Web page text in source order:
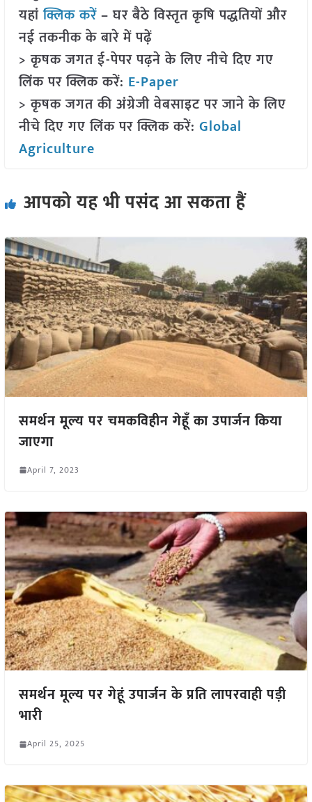
यहांक्लिक करें– घर बैठे विस्तृत कृषि पद्धतियों और
नई तकनीक के बारे में पढ़ें
> कृषक जगत ई-पेपर पढ़ने के लिए नीचे दिए गए
लिंक पर क्लिक करें: E-Paper
> कृषक जगत की अंग्रेजी वेबसाइट पर जाने के लिए
नीचे दिए गए लिंक पर क्लिक करें: Global
Agriculture
आपको यह भी पसंद आ सकता हैं
समर्थन मूल्य पर चमकविहीन गेहूँ का उपार्जन किया
जाएगा
April 7, 2023
समर्थन मूल्य पर गेहूं उपार्जन के प्रति लापरवाही पड़ी
भारी
April 25, 2025